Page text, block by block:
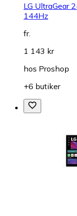
LG UltraGear
144Hz
fr.
1 143 kr
hos Proshop
+6 butiker